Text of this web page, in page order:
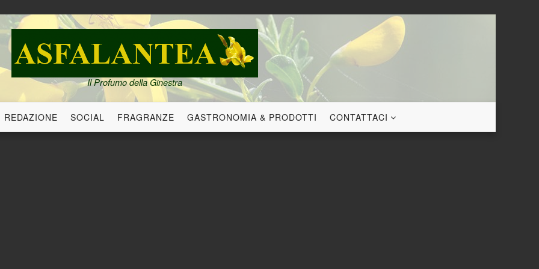
Il Profumo della Ginestra
REDAZIONE SOCIAL FRAGRANZE GASTRONOMIA & PRODOTTI CONTATTACI